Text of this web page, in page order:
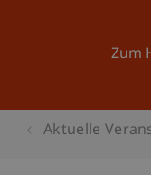
Zum
Aktuelle